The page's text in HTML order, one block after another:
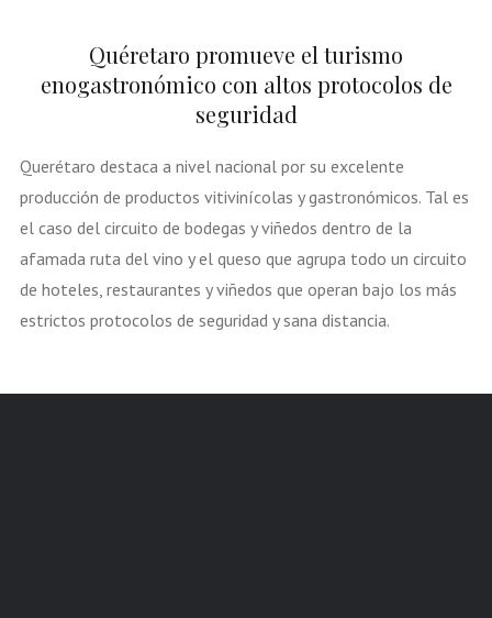
Quéretaro promueve el turismo
enogastronómico con altos protocolos de
seguridad
Querétaro destaca a nivel nacional por su excelente
producción de productos vitivinícolas y gastronómicos. Tal es
el caso del circuito de bodegas y viñedos dentro de la
afamada ruta del vino y el queso que agrupa todo un circuito
de hoteles, restaurantes y viñedos que operan bajo los más
estrictos protocolos de seguridad y sana distancia.